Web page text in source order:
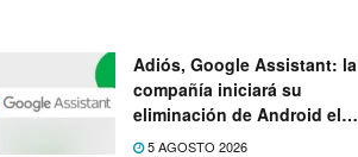
Adiós, Google Assistant: la
compañía iniciará su
eliminación de Android el
próximo mes
5 AGOSTO 2026